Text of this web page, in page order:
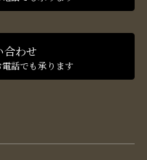
合わせ
話でも承ります